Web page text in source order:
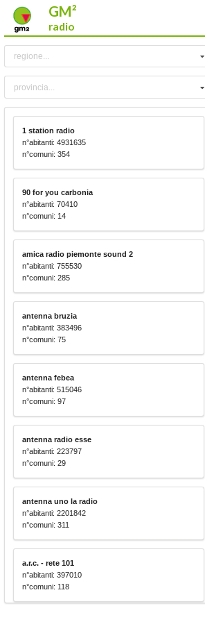
GM²
radio
regione...
provincia...
1 station radio
n°abitanti: 4931635
n°comuni: 354
90 for you carbonia
n°abitanti: 70410
n°comuni: 14
amica radio piemonte sound 2
n°abitanti: 755530
n°comuni: 285
antenna bruzia
n°abitanti: 383496
n°comuni: 75
antenna febea
n°abitanti: 515046
n°comuni: 97
antenna radio esse
n°abitanti: 223797
n°comuni: 29
antenna uno la radio
n°abitanti: 2201842
n°comuni: 311
a.r.c. - rete 101
n°abitanti: 397010
n°comuni: 118